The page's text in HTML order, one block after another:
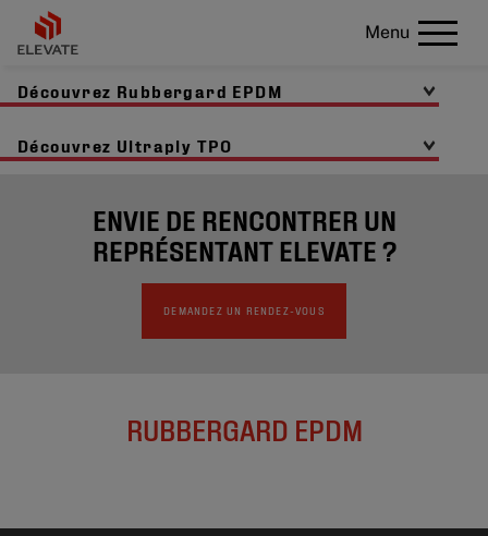
Menu
Découvrez Rubbergard EPDM
Découvrez Ultraply TPO
ENVIE DE RENCONTRER UN
REPRÉSENTANT ELEVATE ?
DEMANDEZ UN RENDEZ-VOUS
RUBBERGARD EPDM